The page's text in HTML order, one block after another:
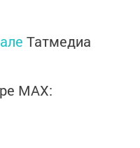
Татмедиа
MАХ: